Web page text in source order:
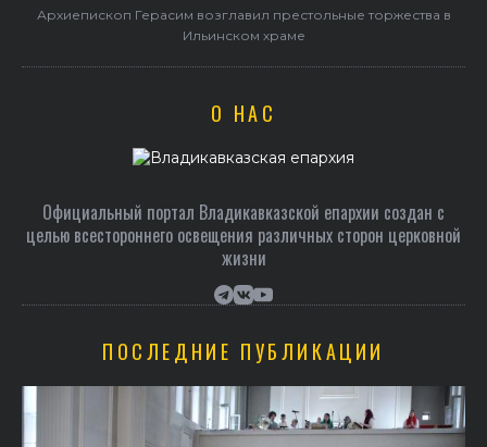
Архиепископ Герасим возглавил престольные торжества в
Ильинском храме
О НАС
Официальный портал Владикавказской епархии создан c
целью всестороннего освещения различных сторон церковной
жизни
ПОСЛЕДНИЕ ПУБЛИКАЦИИ